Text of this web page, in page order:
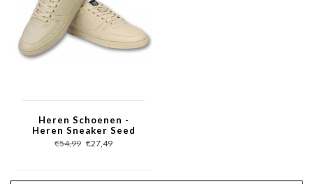
Heren Schoenen -
Heren Sneaker Seed
Essential - Beige
€54,99 €27,49